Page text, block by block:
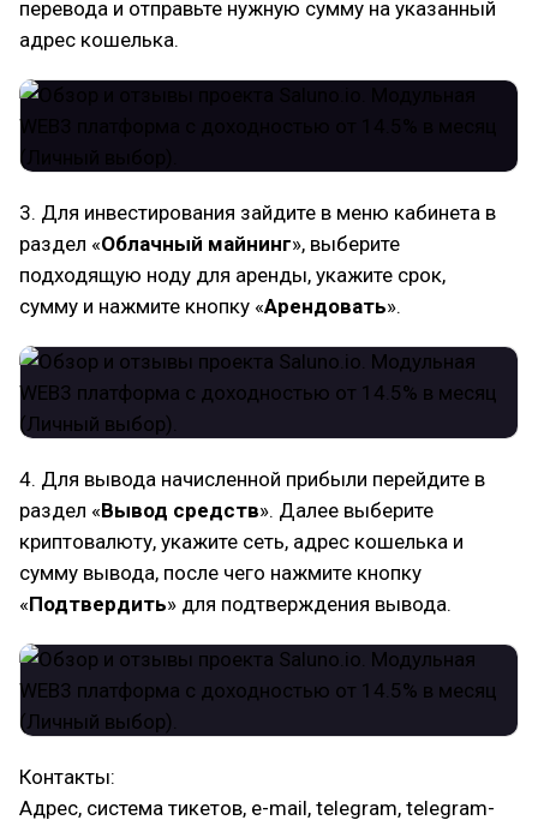
перевода и отправьте нужную сумму на указанный
адрес кошелька.
3. Для инвестирования зайдите в меню кабинета в
раздел «Облачный майнинг», выберите
подходящую ноду для аренды, укажите срок,
сумму и нажмите кнопку «Арендовать».
4. Для вывода начисленной прибыли перейдите в
раздел «Вывод средств». Далее выберите
криптовалюту, укажите сеть, адрес кошелька и
сумму вывода, после чего нажмите кнопку
«Подтвердить» для подтверждения вывода.
Контакты:
Адрес, система тикетов, e-mail, telegram, telegram-